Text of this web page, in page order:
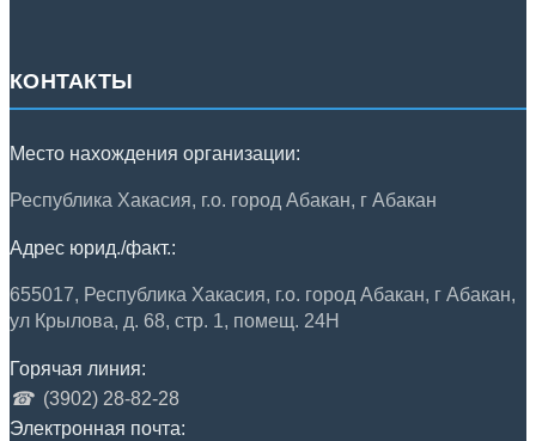
КОНТАКТЫ
Место нахождения организации:
Республика Хакасия, г.о. город Абакан, г Абакан
Адрес юрид./факт.:
655017, Республика Хакасия, г.о. город Абакан, г Абакан,
ул Крылова, д. 68, стр. 1, помещ. 24Н
Горячая линия:
☎ (3902) 28-82-28
Электронная почта: